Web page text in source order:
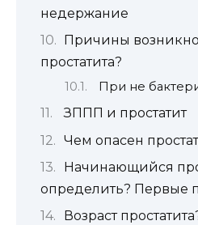
недержание
Причины
простатита?
При не
ЗППП и простатит
Чем опасен
Начинающийся
определить? Первые
Возраст